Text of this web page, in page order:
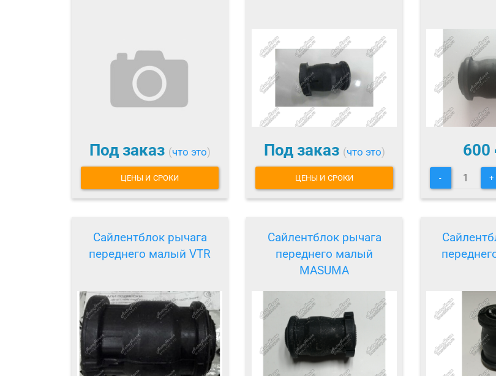
Под заказ (что это)
ЦЕНЫ И СРОКИ
Под заказ (что это)
ЦЕНЫ И СРОКИ
600
- +
Сайлентблок рычага
переднего малый VTR
Сайлентблок рычага
переднего малый
MASUMA